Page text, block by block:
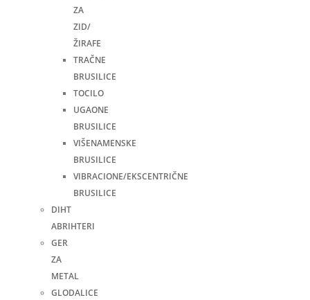
ZA
ZID/
ŽIRAFE
TRAČNE
BRUSILICE
TOCILO
UGAONE
BRUSILICE
VIŠENAMENSKE
BRUSILICE
VIBRACIONE/EKSCENTRIČNE
BRUSILICE
DIHT
ABRIHTERI
GER
ZA
METAL
GLODALICE